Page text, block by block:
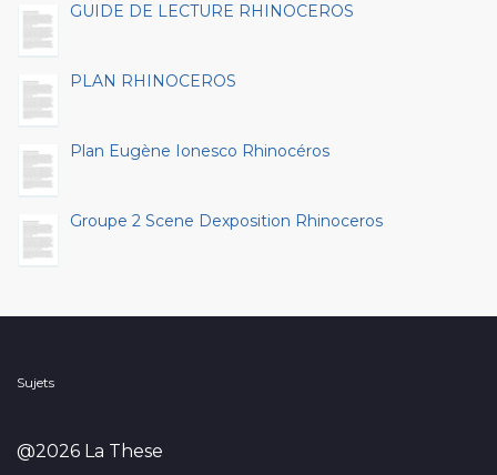
GUIDE DE LECTURE RHINOCEROS
PLAN RHINOCEROS
Plan Eugène Ionesco Rhinocéros
Groupe 2 Scene Dexposition Rhinoceros
Sujets
@2026 La These